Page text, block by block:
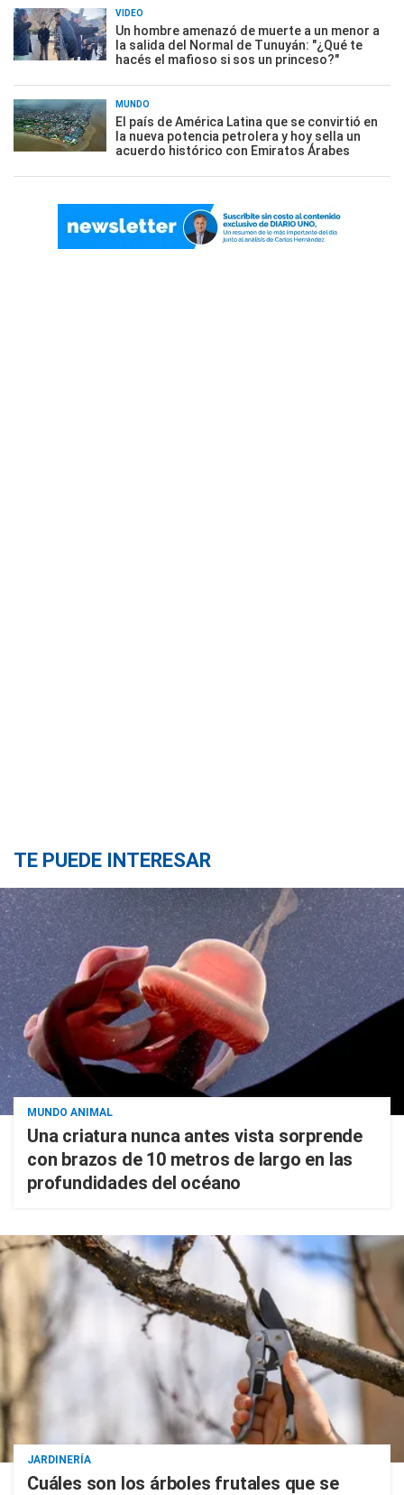
VIDEO
Un hombre amenazó de muerte a un menor a
la salida del Normal de Tunuyán: "¿Qué te
hacés el mafioso si sos un princeso?"
MUNDO
El país de América Latina que se convirtió en
la nueva potencia petrolera y hoy sella un
acuerdo histórico con Emiratos Árabes
TE PUEDE INTERESAR
MUNDO ANIMAL
Una criatura nunca antes vista sorprende
con brazos de 10 metros de largo en las
profundidades del océano
JARDINERÍA
Cuáles son los árboles frutales que se